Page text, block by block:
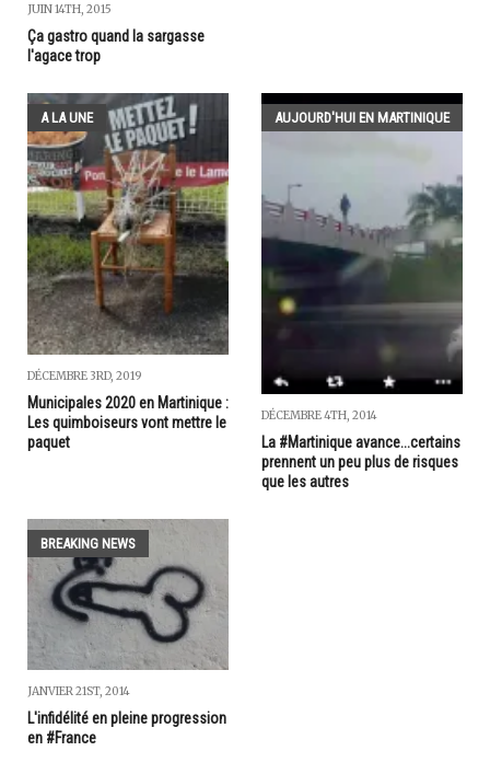
JUIN 14TH, 2015
Ça gastro quand la sargasse
l'agace trop
A LA UNE
DÉCEMBRE 3RD, 2019
Municipales 2020 en Martinique :
Les quimboiseurs vont mettre le
paquet
AUJOURD'HUI EN MARTINIQUE
DÉCEMBRE 4TH, 2014
La #Martinique avance...certains
prennent un peu plus de risques
que les autres
BREAKING NEWS
JANVIER 21ST, 2014
L'infidélité en pleine progression
en #France